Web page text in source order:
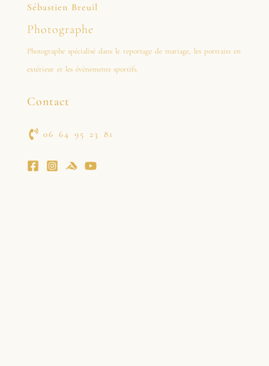
Sébastien Breuil
Photographe
Photographe spécialisé dans le reportage de mariage, les portraits en
extérieur et les évènements sportifs.
Contact
06 64 95 23 81